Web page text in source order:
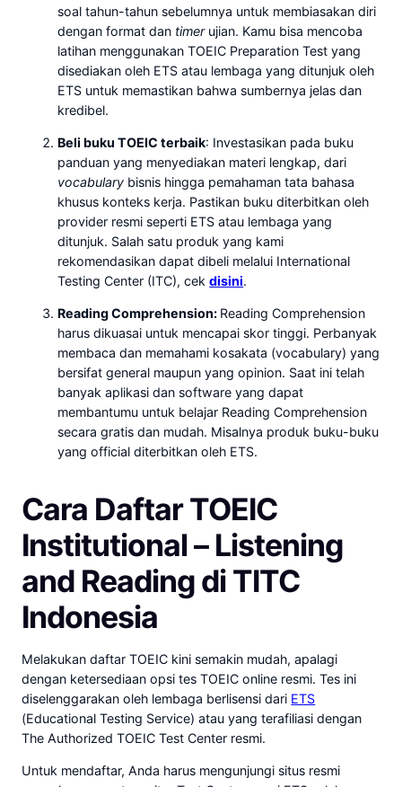
soal tahun-tahun sebelumnya untuk membiasakan diri
dengan format dan timerujian. Kamu bisa mencoba
latihan menggunakan TOEIC Preparation Test yang
disediakan oleh ETS atau lembaga yang ditunjuk oleh
ETS untuk memastikan bahwa sumbernya jelas dan
kredibel.
Beli buku TOEIC terbaik: Investasikan pada buku
panduan yang menyediakan materi lengkap, dari
vocabulary bisnis hingga pemahaman tata bahasa
khusus konteks kerja. Pastikan buku diterbitkan oleh
provider resmi seperti ETS atau lembaga yang
ditunjuk. Salah satu produk yang kami
rekomendasikan dapat dibeli melalui International
Testing Center (ITC), cekdisini.
Reading Comprehension: Reading Comprehension
harus dikuasai untuk mencapai skor tinggi. Perbanyak
membaca dan memahami kosakata (vocabulary) yang
bersifat general maupun yang opinion. Saat ini telah
banyak aplikasi dan software yang dapat
membantumu untuk belajar Reading Comprehension
secara gratis dan mudah. Misalnya produk buku-buku
yang official diterbitkan oleh ETS.
Cara Daftar TOEIC
Institutional – Listening
and Reading di TITC
Indonesia
Melakukan daftar TOEIC kini semakin mudah, apalagi
dengan ketersediaan opsi tes TOEIC online resmi. Tes ini
diselenggarakan oleh lembaga berlisensi dari ETS
(Educational Testing Service) atau yang terafiliasi dengan
The Authorized TOEIC Test Center resmi.
Untuk mendaftar, Anda harus mengunjungi situs resmi